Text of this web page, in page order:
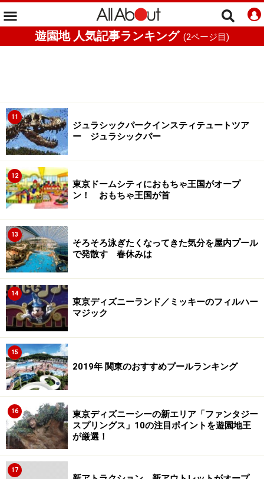
遊園地 人気記事ランキング (2ページ目)
11
ジュラシックパークインスティテュートツア
ー ジュラシックパー
12
東京ドームシティにおもちゃ王国がオープ
ン！ おもちゃ王国が首
13
そろそろ泳ぎたくなってきた気分を屋内プール
で発散す 春休みは
14
東京ディズニーランド／ミッキーのフィルハー
マジック
15
2019年 関東のおすすめプールランキング
16
東京ディズニーシーの新エリア「ファンタジー
スプリングス」10の注目ポイントを遊園地王
が厳選！
17